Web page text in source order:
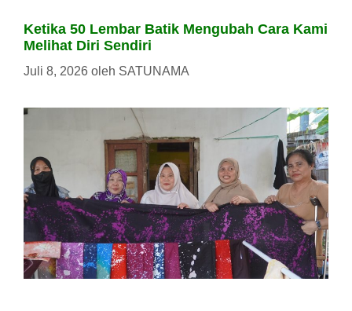
Ketika 50 Lembar Batik Mengubah Cara Kami
Melihat Diri Sendiri
Juli 8, 2026 oleh SATUNAMA